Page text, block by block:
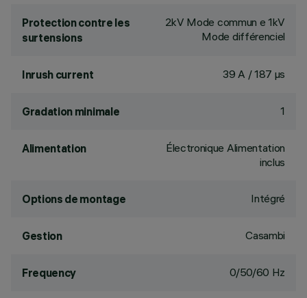
Protection contre les
surtensions
2kV Mode commun e 1kV
Mode différenciel
Inrush current 39 A / 187 µs
Gradation minimale 1
Alimentation
Électronique Alimentation
inclus
Options de montage Intégré
Gestion Casambi
Frequency 0/50/60 Hz